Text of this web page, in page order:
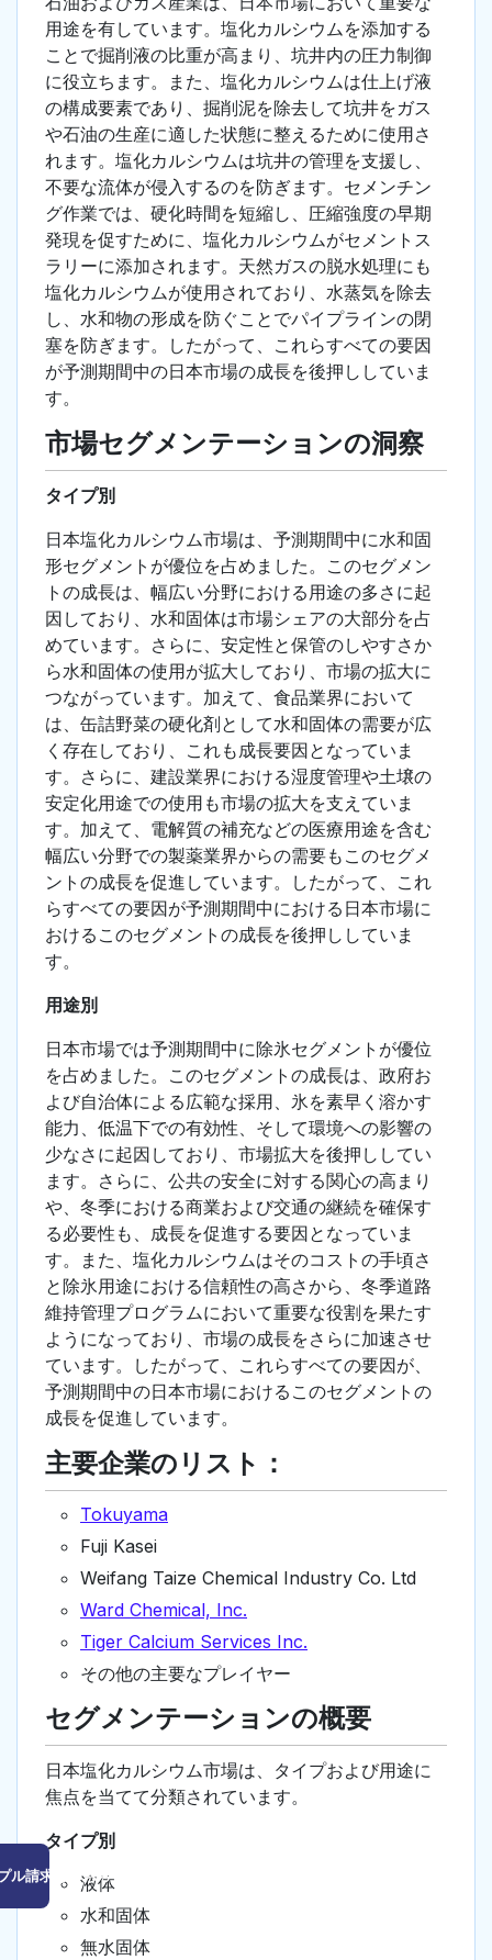
ル請求はこちら
用途を有しています。塩化カルシウムを添加する
ことで掘削液の比重が高まり、坑井内の圧力制御
に役立ちます。また、塩化カルシウムは仕上げ液
の構成要素であり、掘削泥を除去して坑井をガス
や石油の生産に適した状態に整えるために使用さ
れます。塩化カルシウムは坑井の管理を支援し、
不要な流体が侵入するのを防ぎます。セメンチン
グ作業では、硬化時間を短縮し、圧縮強度の早期
発現を促すために、塩化カルシウムがセメントス
ラリーに添加されます。天然ガスの脱水処理にも
塩化カルシウムが使用されており、水蒸気を除去
し、水和物の形成を防ぐことでパイプラインの閉
塞を防ぎます。したがって、これらすべての要因
が予測期間中の日本市場の成長を後押ししていま
す。
市場セグメンテーションの洞察
タイプ別
日本塩化カルシウム市場は、予測期間中に水和固
形セグメントが優位を占めました。このセグメン
トの成長は、幅広い分野における用途の多さに起
因しており、水和固体は市場シェアの大部分を占
めています。さらに、安定性と保管のしやすさか
ら水和固体の使用が拡大しており、市場の拡大に
つながっています。加えて、食品業界において
は、缶詰野菜の硬化剤として水和固体の需要が広
く存在しており、これも成長要因となっていま
す。さらに、建設業界における湿度管理や土壌の
安定化用途での使用も市場の拡大を支えていま
す。加えて、電解質の補充などの医療用途を含む
幅広い分野での製薬業界からの需要もこのセグメ
ントの成長を促進しています。したがって、これ
らすべての要因が予測期間中における日本市場に
おけるこのセグメントの成長を後押ししていま
す。
用途別
日本市場では予測期間中に除氷セグメントが優位
を占めました。このセグメントの成長は、政府お
よび自治体による広範な採用、氷を素早く溶かす
能力、低温下での有効性、そして環境への影響の
少なさに起因しており、市場拡大を後押ししてい
ます。さらに、公共の安全に対する関心の高まり
や、冬季における商業および交通の継続を確保す
る必要性も、成長を促進する要因となっていま
す。また、塩化カルシウムはそのコストの手頃さ
と除氷用途における信頼性の高さから、冬季道路
維持管理プログラムにおいて重要な役割を果たす
ようになっており、市場の成長をさらに加速させ
ています。したがって、これらすべての要因が、
予測期間中の日本市場におけるこのセグメントの
成長を促進しています。
主要企業のリスト：
Tokuyama
Fuji Kasei
Weifang Taize Chemical Industry Co. Ltd
Ward Chemical, Inc.
Tiger Calcium Services Inc.
その他の主要なプレイヤー
セグメンテーションの概要
日本塩化カルシウム市場は、タイプおよび用途に
焦点を当てて分類されています。
タイプ別
液体
水和固体
無水固体